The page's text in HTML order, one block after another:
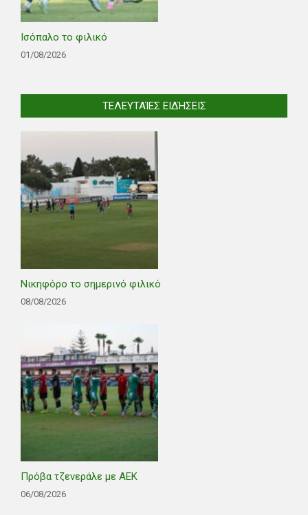
Ισόπαλο το φιλικό
01/08/2026
ΤΕΛΕΥΤΑΊΕΣ ΕΙΔΉΣΕΙΣ
Νικηφόρο το σημερινό φιλικό
08/08/2026
Πρόβα τζενεράλε με ΑΕΚ
06/08/2026